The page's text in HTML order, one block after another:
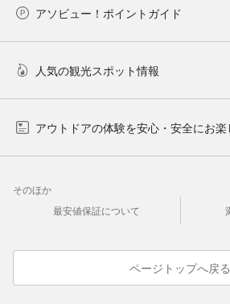
アソビュー！ポイントガイド
人気の観光スポット情報
アウトドアの体験を安心・安全にお
そのほか
最安値保証について
ページトップへ戻る